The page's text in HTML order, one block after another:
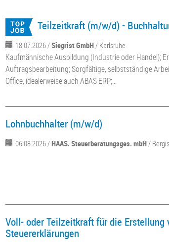
Teilzeitkraft (m/w/d) -
18.07.2026 /Siegrist GmbH/ Karlsruhe
Kaufmännische Ausbildung (Industrie oder Handel);
Auftragsbearbeitung; Sorgfältige, selbstständige
Office, idealerweise auch ABAS ERP;...
Lohnbuchhalter (m/w/d)
06.08.2026 /HAAS. Steuerberatungsges. mbH/
Voll- oder Teilzeitkraft für die Erstellung
Steuererklärungen